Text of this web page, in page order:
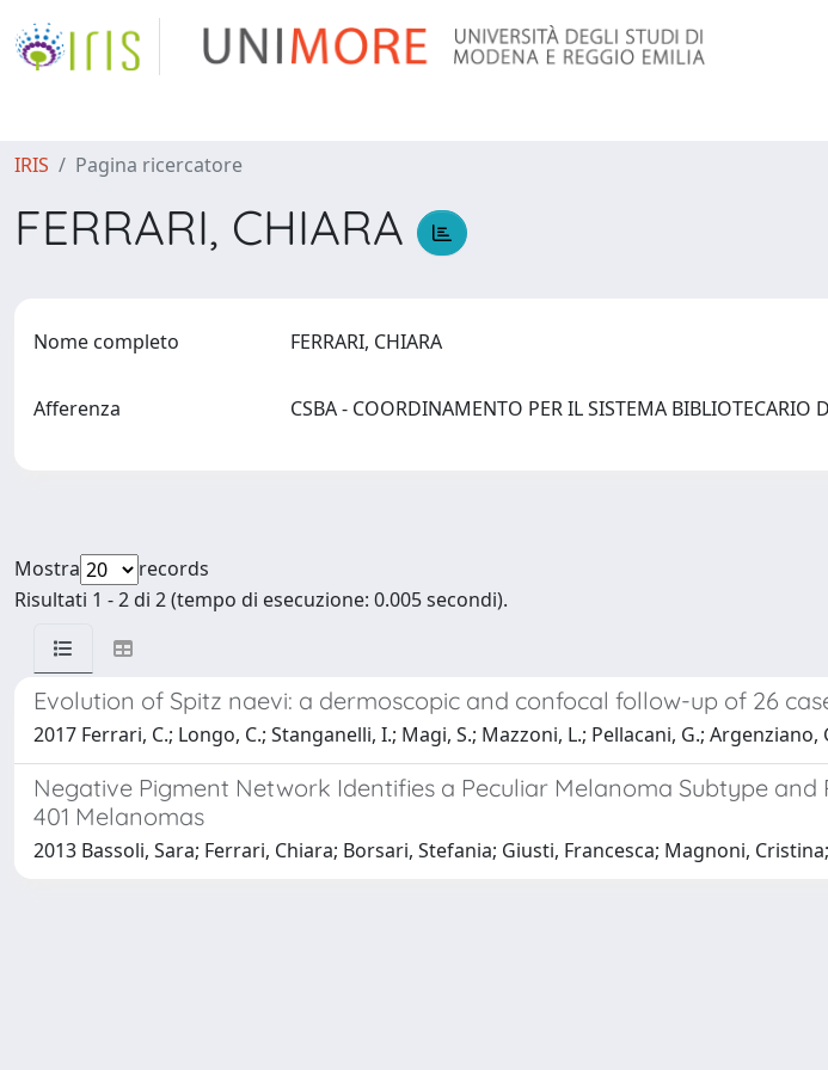
IRIS Pagina ricercatore
FERRARI, CHIARA
Nome completo FERRARI, CHIARA
Afferenza CSBA - COORDINAMENTO PER IL SISTEMA BIBLIOTECARIO
Mostra
records
Risultati 1 - 2 di 2 (tempo di esecuzione: 0.005 secondi).
Evolution of Spitz naevi: a dermoscopic and confocal follow-up of 26
2017 Ferrari, C.; Longo, C.; Stanganelli, I.; Magi, S.; Mazzoni, L.; Pellacani, G.; Argenziano,
Negative Pigment Network Identifies a Peculiar Melanoma Subtype
401 Melanomas
2013 Bassoli, Sara; Ferrari, Chiara; Borsari, Stefania; Giusti, Francesca; Magnoni,